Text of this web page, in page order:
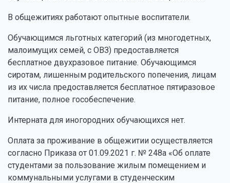
В общежитиях работают опытные воспитатели.
Обучающимся льготных категорий (из многодетных,
малоимущих семей, с ОВЗ) предоставляется
бесплатное двухразовое питание. Обучающимся
сиротам, лишенным родительского попечения, лицам
из их числа предоставляется бесплатное пятиразовое
питание, полное гособеспечение.
Интерната для иногородних обучающихся нет.
Оплата за проживание в общежитии осуществляется
согласно Приказа от 01.09.2021 г. № 248а «Об оплате
студентами за пользование жилым помещением и
коммунальными услугами в студенческим